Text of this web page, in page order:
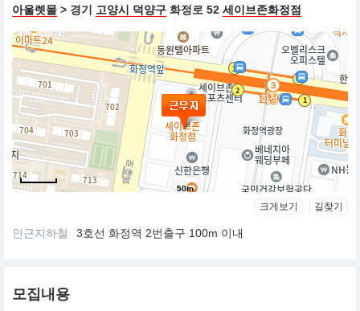
아울렛몰 > 경기 고양시 덕양구 화정로 52 세이브존화정점
50m
크게보기 길찾기
인근지하철 3호선 화정역 2번출구 100m 이내
모집내용